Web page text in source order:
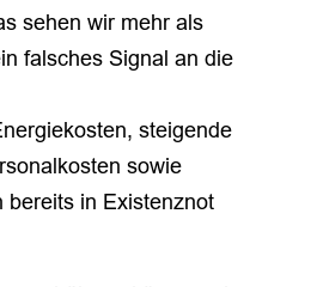
sehen wir mehr als
falsches Signal an die
steigende
sowie
bereits in Existenznot